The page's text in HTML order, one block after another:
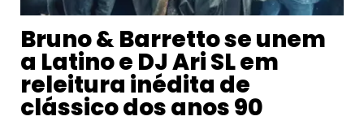
Bruno & Barretto se unem
a Latino e DJ Ari SL em
releitura inédita de
clássico dos anos 90